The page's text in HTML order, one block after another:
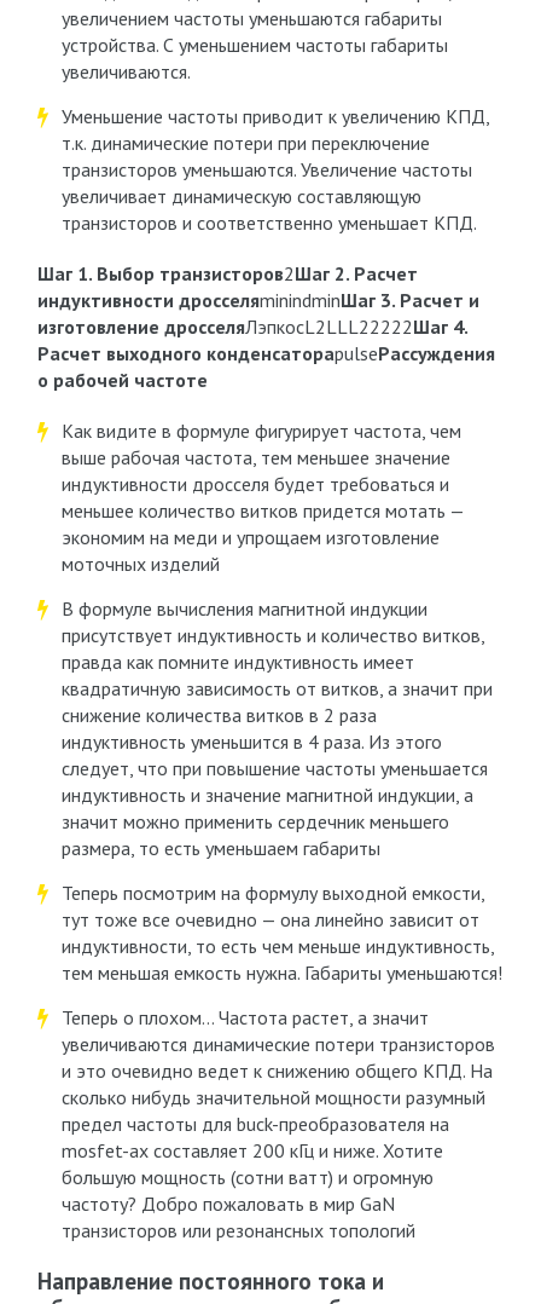
увеличением частоты уменьшаются габариты
устройства. С уменьшением частоты габариты
увеличиваются.
Уменьшение частоты приводит к увеличению КПД,
т.к. динамические потери при переключение
транзисторов уменьшаются. Увеличение частоты
увеличивает динамическую составляющую
транзисторов и соответственно уменьшает КПД.
Шаг 1. Выбор транзисторов2Шаг 2. Расчет
индуктивности дросселяminindminШаг 3. Расчет и
изготовление дросселяЛэпкосL2LLL22222Шаг 4.
Расчет выходного конденсатораpulseРассуждения
о рабочей частоте
Как видите в формуле фигурирует частота, чем
выше рабочая частота, тем меньшее значение
индуктивности дросселя будет требоваться и
меньшее количество витков придется мотать —
экономим на меди и упрощаем изготовление
моточных изделий
В формуле вычисления магнитной индукции
присутствует индуктивность и количество витков,
правда как помните индуктивность имеет
квадратичную зависимость от витков, а значит при
снижение количества витков в 2 раза
индуктивность уменьшится в 4 раза. Из этого
следует, что при повышение частоты уменьшается
индуктивность и значение магнитной индукции, а
значит можно применить сердечник меньшего
размера, то есть уменьшаем габариты
Теперь посмотрим на формулу выходной емкости,
тут тоже все очевидно — она линейно зависит от
индуктивности, то есть чем меньше индуктивность,
тем меньшая емкость нужна. Габариты уменьшаются!
Теперь о плохом… Частота растет, а значит
увеличиваются динамические потери транзисторов
и это очевидно ведет к снижению общего КПД. На
сколько нибудь значительной мощности разумный
предел частоты для buck-преобразователя на
mosfet-ах составляет 200 кГц и ниже. Хотите
большую мощность (сотни ватт) и огромную
частоту? Добро пожаловать в мир GaN
транзисторов или резонансных топологий
Направление постоянного тока и